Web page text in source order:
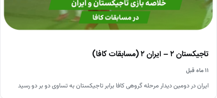
تاجیکستان ۲ – ایران ۲ (مسابقات کافا)
۱۱ ماه قبل
ایران در دومین دیدار مرحله گروهی کافا برابر تاجیکستان به تساوی دو بر دو رسید